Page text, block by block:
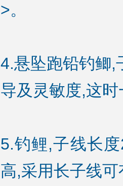
>。
4.悬坠跑铅钓鲫,
导及灵敏度,这
5.钓鲤,子线长
高,采用长子线